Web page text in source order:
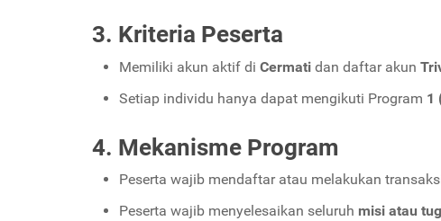
3. Kriteria Peserta
Memiliki akun aktif di Cermati dan daftar akun
Setiap individu hanya dapat mengikuti Program 1
4. Mekanisme Program
Peserta wajib mendaftar atau melakukan
Peserta wajib menyelesaikan seluruh misi atau